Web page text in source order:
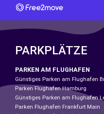
PARKPLÄTZE
PARKEN AM FLUGHAFEN
Günstiges Parken am Flughafen
Parken Flughafen Hamburg
Günstiges Parken am Flughafen
Parken Flughafen Frankfurt Main